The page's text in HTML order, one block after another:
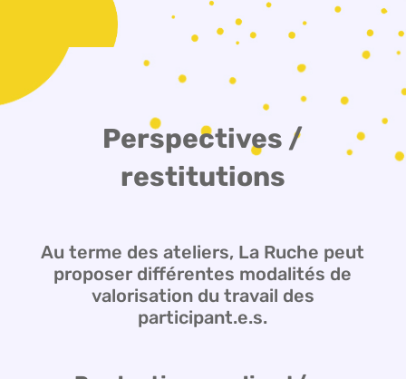
Perspectives /
restitutions
Au terme des ateliers, La Ruche peut
proposer différentes modalités de
valorisation du travail des
participant.e.s.